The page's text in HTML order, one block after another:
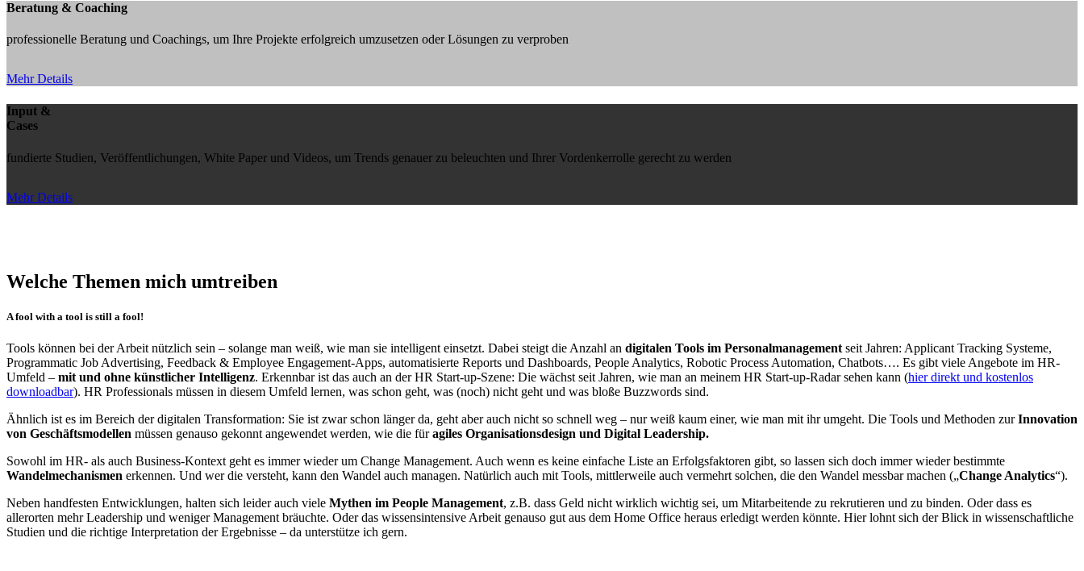
Beratung & Coaching
professionelle Beratung und Coachings, um Ihre Projekte erfolgreich umzusetzen oder Lösungen zu verproben
Mehr Details
Input &
Cases
fundierte Studien, Veröffentlichungen, White Paper und Videos, um Trends genauer zu beleuchten und Ihrer Vordenkerrolle gerecht zu werden
Mehr Details
Welche Themen mich umtreiben
A fool with a tool is still a fool!
Tools können bei der Arbeit nützlich sein – solange man weiß, wie man sie intelligent einsetzt. Dabei steigt die Anzahl an digitalen Tools im Personalmanagement seit Jahren: Applicant Tracking Systeme,
Programmatic Job Advertising, Feedback & Employee Engagement-Apps, automatisierte Reports und Dashboards, People Analytics, Robotic Process Automation, Chatbots…. Es gibt viele Angebote im HR-
Umfeld – mit und ohne künstlicher Intelligenz. Erkennbar ist das auch an der HR Start-up-Szene: Die wächst seit Jahren, wie man an meinem HR Start-up-Radar sehen kann (hier direkt und kostenlos
downloadbar). HR Professionals müssen in diesem Umfeld lernen, was schon geht, was (noch) nicht geht und was bloße Buzzwords sind.
Ähnlich ist es im Bereich der digitalen Transformation: Sie ist zwar schon länger da, geht aber auch nicht so schnell weg – nur weiß kaum einer, wie man mit ihr umgeht. Die Tools und Methoden zurInnovation
von Geschäftsmodellen müssen genauso gekonnt angewendet werden, wie die füragiles Organisationsdesign und Digital Leadership.
Sowohl im HR- als auch Business-Kontext geht es immer wieder um Change Management. Auch wenn es keine einfache Liste an Erfolgsfaktoren gibt, so lassen sich doch immer wieder bestimmte
Wandelmechanismen erkennen. Und wer die versteht, kann den Wandel auch managen. Natürlich auch mit Tools, mittlerweile auch vermehrt solchen, die den Wandel messbar machen („Change Analytics“).
Neben handfesten Entwicklungen, halten sich leider auch viele Mythen im People Management, z.B. dass Geld nicht wirklich wichtig sei, um Mitarbeitende zu rekrutieren und zu binden. Oder dass es
allerorten mehr Leadership und weniger Management bräuchte. Oder das wissensintensive Arbeit genauso gut aus dem Home Office heraus erledigt werden könnte. Hier lohnt sich der Blick in wissenschaftliche
Studien und die richtige Interpretation der Ergebnisse – da unterstütze ich gern.